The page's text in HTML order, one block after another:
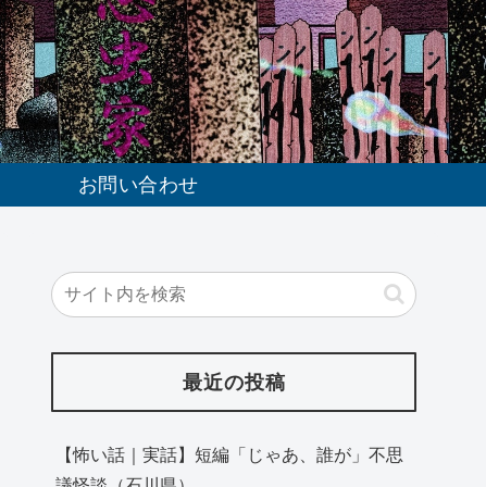
お問い合わせ
最近の投稿
【怖い話｜実話】短編「じゃあ、誰が」不思